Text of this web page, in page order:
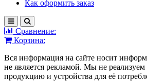
Как оформить заказ
Сравнение:
Корзина:
Вся информация на сайте носит
не является рекламой. Мы не
продукцию и устройства для её